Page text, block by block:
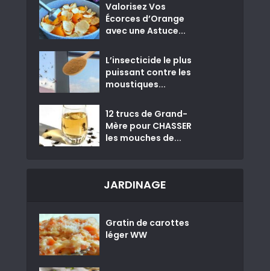
Valorisez Vos
Écorces d’Orange
avec une Astuce...
L’insecticide le plus
puissant contre les
moustiques...
12 trucs de Grand-
Mère pour CHASSER
les mouches de...
JARDINAGE
Gratin de carottes
léger WW